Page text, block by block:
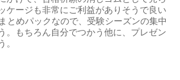
ケージも非常にご利益がありそうで良い
とめパックなので、受験シーズンの集中
。もちろん自分でつかう他に、プレゼン
。